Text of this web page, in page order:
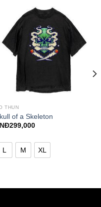
THUN
of a Skeleton
299,000
L M XL